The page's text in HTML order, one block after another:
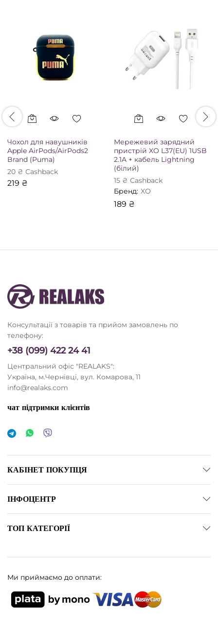
Чохол для навушників
Apple AirPods/AirPods2
Brand (Puma)
20 ₴ Сashback
219 ₴
Мережевий зарядний
пристрій XO L37(EU) 1USB
2.1A + кабель Lightning
(білий)
15 ₴ Сashback
Бренд: XO
189 ₴
Консультації з товарів та прийом замовлень по
телефону:
+38 (099) 422 24 41
Центральний офіс "REALAKS":
Україна, м.Чернівці, вул. Комарова, 11
info@realaks.com
чат підтримки клієнтів
КАБІНЕТ ПОКУПЦЯ
ІНФОЦЕНТР
ТОП КАТЕГОРІЇ
Ми приймаємо до оплати: